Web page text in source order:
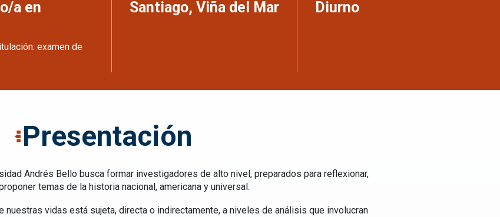
a en
examen de
Santiago, Viña del Mar Diurno
Presentación
Andrés Bello busca formar investigadores de alto nivel, preparados para reflexionar,
temas de la historia nacional, americana y universal.
nuestras vidas está sujeta, directa o indirectamente, a niveles de análisis que involucran